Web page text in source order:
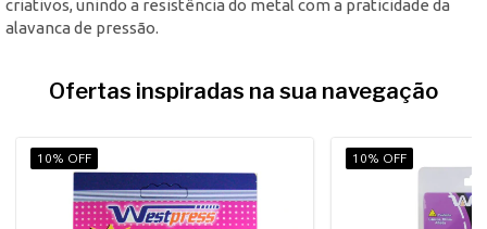
criativos, unindo a resistência do metal com a praticidade da
alavanca de pressão.
Ofertas inspiradas na sua navegação
10% OFF 10% OFF